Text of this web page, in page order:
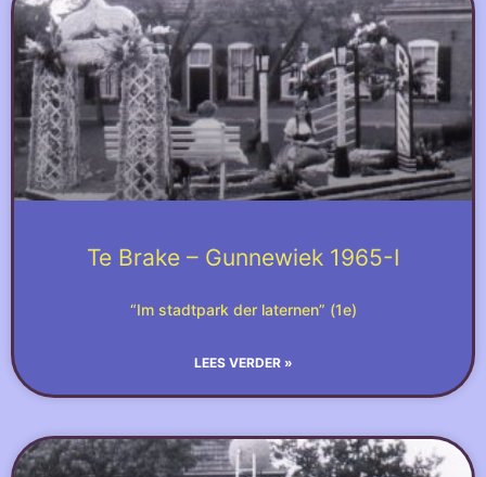
Te Brake – Gunnewiek 1965-I
“Im stadtpark der laternen” (1e)
LEES VERDER »